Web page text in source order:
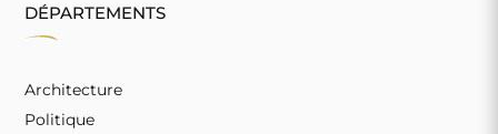
DÉPARTEMENTS
Architecture
Politique